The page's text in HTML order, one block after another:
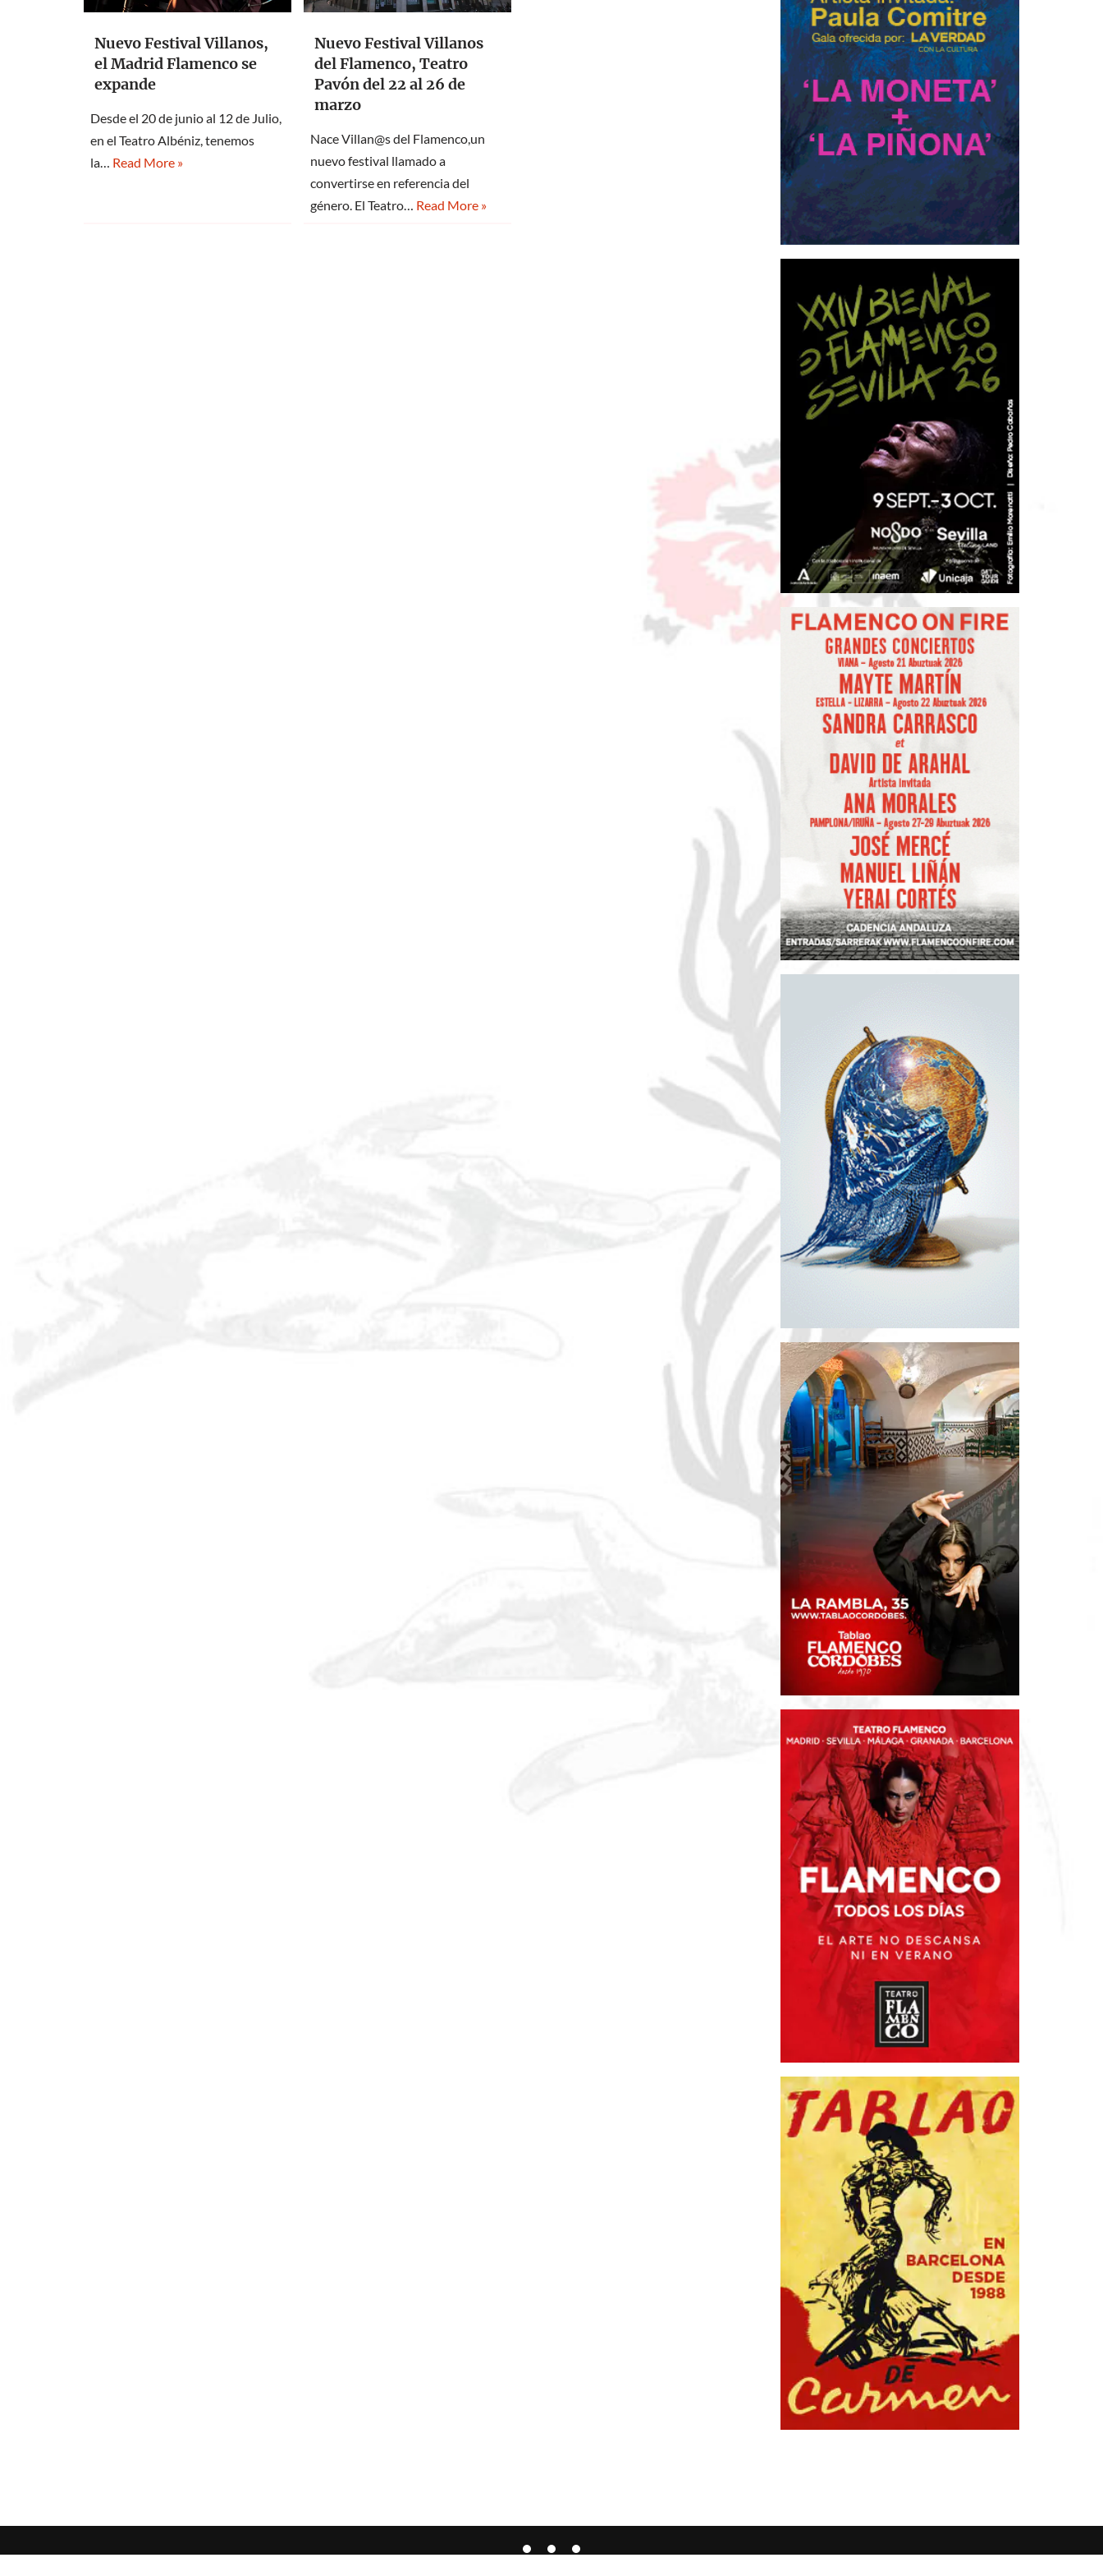
Nuevo Festival Villanos,
el Madrid Flamenco se
expande
Desde el 20 de junio al 12 de Julio,
en el Teatro Albéniz, tenemos
la… Read More »
Nuevo Festival Villanos
del Flamenco, Teatro
Pavón del 22 al 26 de
marzo
Nace Villan@s del Flamenco,un
nuevo festival llamado a
convertirse en referencia del
género. El Teatro… Read More »